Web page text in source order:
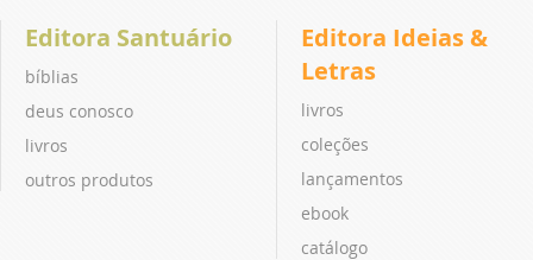
Editora Santuário
bíblias
deus conosco
livros
outros produtos
Editora Ideias &
Letras
livros
coleções
lançamentos
ebook
catálogo